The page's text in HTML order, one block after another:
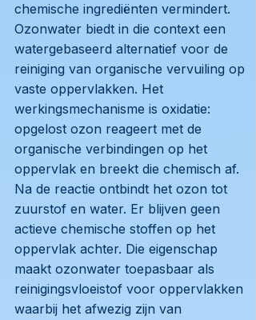
chemische ingrediënten vermindert.
Ozonwater biedt in die context een
watergebaseerd alternatief voor de
reiniging van organische vervuiling op
vaste oppervlakken. Het
werkingsmechanisme is oxidatie:
opgelost ozon reageert met de
organische verbindingen op het
oppervlak en breekt die chemisch af.
Na de reactie ontbindt het ozon tot
zuurstof en water. Er blijven geen
actieve chemische stoffen op het
oppervlak achter. Die eigenschap
maakt ozonwater toepasbaar als
reinigingsvloeistof voor oppervlakken
waarbij het afwezig zijn van